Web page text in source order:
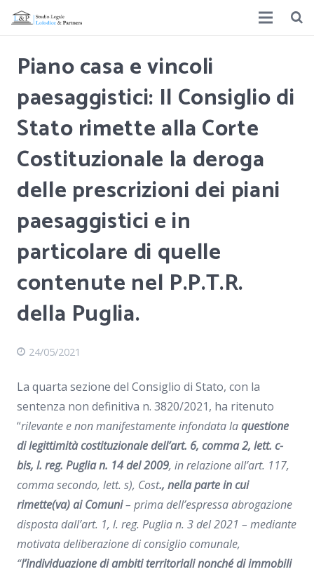
Piano casa e vincoli
paesaggistici: Il Consiglio di
Stato rimette alla Corte
Costituzionale la deroga
delle prescrizioni dei piani
paesaggistici e in
particolare di quelle
contenute nel P.P.T.R.
della Puglia.
24/05/2021
La quarta sezione del Consiglio di Stato, con la
sentenza non definitiva n. 3820/2021, ha ritenuto
“rilevante e non manifestamente infondata laquestione
di legittimità costituzionale dell’art. 6, comma 2, lett. c-
bis, l. reg. Puglia n. 14 del 2009, in relazione all’art. 117,
comma secondo, lett. s), Cost., nella parte in cui
rimette(va) ai Comuni– prima dell’espressa abrogazione
disposta dall’art. 1, l. reg. Puglia n. 3 del 2021 – mediante
motivata deliberazione di consiglio comunale,
“l’individuazione di ambiti territoriali nonché di immobili